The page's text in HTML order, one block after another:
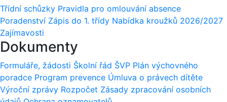
Třídní schůzky Pravidla pro omlouvání absence
Poradenství Zápis do 1. třídy Nabídka kroužků 2026/2027
Zajímavosti
Dokumenty
Formuláře, žádosti Školní řád ŠVP Plán výchovného
poradce Program prevence Úmluva o právech dítěte
Výroční zprávy Rozpočet Zásady zpracování osobních